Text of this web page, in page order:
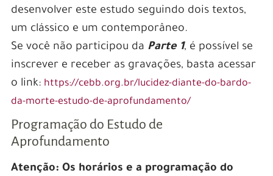
desenvolver este estudo seguindo dois textos,
um clássico e um contemporâneo.
Se você não participou da Parte 1, é possível se
inscrever e receber as gravações, basta acessar
o link: https://cebb.org.br/lucidez-diante-do-bardo-
da-morte-estudo-de-aprofundamento/
Programação do Estudo de
Aprofundamento
Atenção: Os horários e a programação do